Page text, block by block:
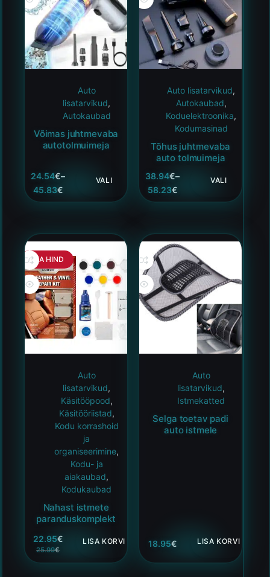
Auto
lisatarvikud,
Autokaubad
Võimas juhtmevaba
autotolmuimeja
24.54€–
45.83€
VALI
Auto lisatarvikud,
Autokaubad,
Koduelektroonika,
Kodumasinad
Tõhus juhtmevaba
auto tolmuimeja
38.94€–
58.23€
VALI
HEA HIND
Auto
lisatarvikud,
Käsitööpood,
Käsitööriistad,
Kodu korrashoid
ja
organiseerimine,
Kodu- ja
aiakaubad,
Kodukaubad
Nahast istmete
paranduskomplekt
25.99€
22.95€ LISA KORVI
Auto
lisatarvikud,
Istmekatted
Selga toetav padi
auto istmele
18.95€ LISA KORVI